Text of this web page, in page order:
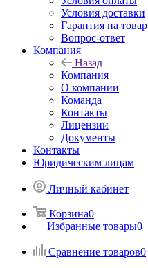
Условия доставки
Гарантия на товар
Вопрос-ответ
Компания
Назад
Компания
О компании
Команда
Контакты
Лицензии
Документы
Контакты
Юридическим лицам
Личный кабинет
Корзина0
Избранные товары0
Сравнение товаров0